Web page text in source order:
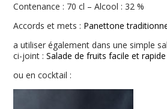
Contenance : 70 cl – Alcool : 32 %
Accords et mets : Panettone
a utiliser également dans une simple
ci-joint :Salade de fruits facile et rapide
ou en cocktail :